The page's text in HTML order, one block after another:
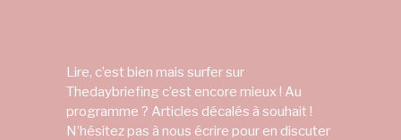
Lire, c’est bien mais surfer sur
Thedaybriefing c’est encore mieux ! Au
programme ? Articles décalés à souhait !
N’hésitez pas à nous écrire pour en discuter